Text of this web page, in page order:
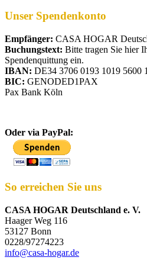
Unser Spendenkonto
Empfänger: CASA HOGAR
Buchungstext: Bitte tragen Sie hier
Spendenquittung ein.
IBAN: DE34 3706 0193 1019 5600
BIC: GENODED1PAX
Pax Bank Köln
Oder via PayPal:
So erreichen Sie uns
CASA HOGAR Deutschland e. V.
Haager Weg 116
53127 Bonn
0228/97274223
info@casa-hogar.de